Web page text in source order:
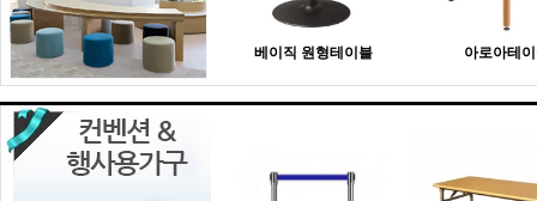
베이직 원형테이블 아로아테